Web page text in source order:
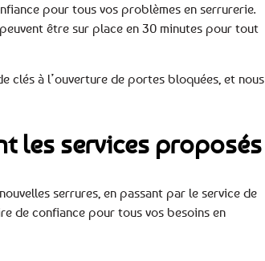
pour tous vos problèmes en serrurerie.
être sur place en 30 minutes pour tout
clés à l’ouverture de portes bloquées, et nous
les services proposés
serrures, en passant par le service de
de confiance pour tous vos besoins en